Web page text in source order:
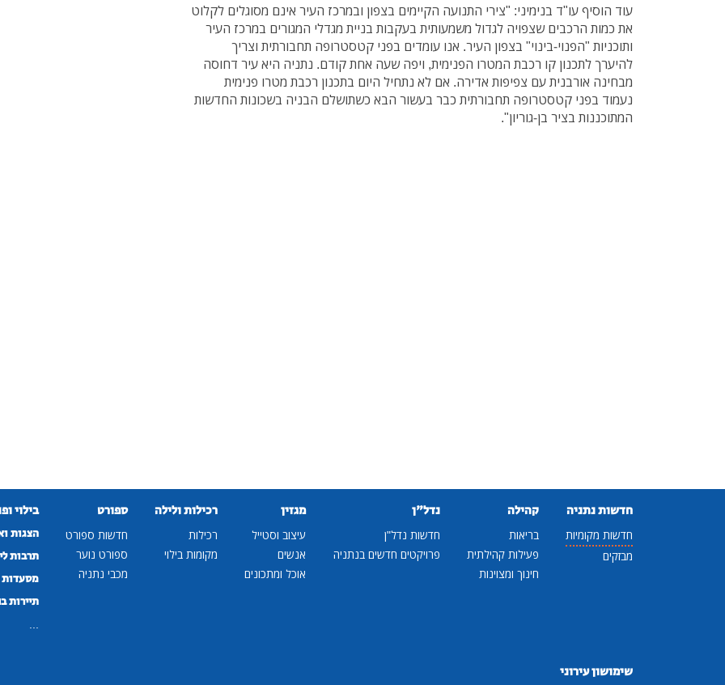
עוד הוסיף עו"ד בנימיני: "צירי התנועה הקיימים בצפון ובמרכז העיר אינם מסוגלים לקלוט
את כמות הרכבים שצפויה לגדול משמעותית בעקבות בניית מגדלי המגורים במרכז העיר
ותוכניות "הפנוי-בינוי" בצפון העיר. אנו עומדים בפני קטסטרופה תחבורתית וצריך
להיערך לתכנון קו רכבת המטרו הפנימית, ויפה שעה אחת קודם. נתניה היא עיר דחוסה
מבחינה אורבנית עם צפיפות אדירה. אם לא נתחיל היום בתכנון רכבת מטרו פנימית
נעמוד בפני קטסטרופה תחבורתית כבר בעשור הבא כשתושלם הבניה בשכונות החדשות
המתוכננות בציר בן-גוריון".
חדשות נתניה
חדשות מקומיות
מבזקים
קהילה
בריאות
פעילות קהילתית
חינוך ומצוינות
נדל"ן
חדשות נדל"ן
פרויקטים חדשים בנתניה
מגזין
עיצוב וסטייל
אנשים
אוכל ומתכונים
רכילות ולילה
רכילות
מקומות בילוי
ספורט
חדשות ספורט
ספורט נוער
מכבי נתניה
בילוי
הצגות
תרבות
מסעדות
תיירות
שימושון עירוני